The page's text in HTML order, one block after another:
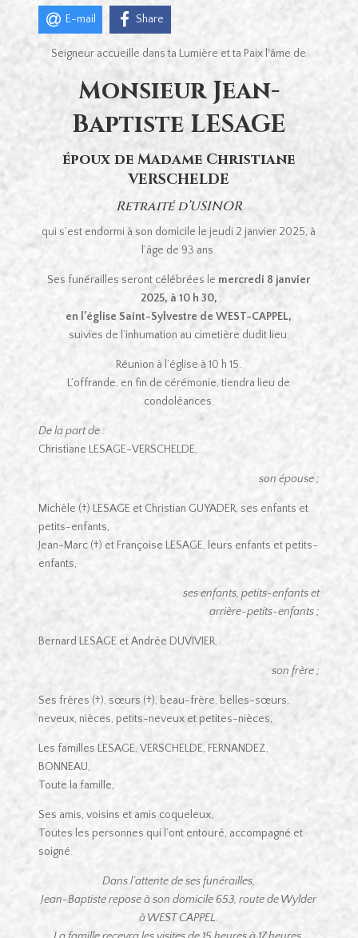
E-mail Share
Seigneur accueille dans ta Lumière et ta Paix l’âme de
Monsieur Jean-
Baptiste LESAGE
époux de Madame Christiane
VERSCHELDE
Retraité d’USINOR
qui s’est endormi à son domicile le jeudi 2 janvier 2025, à
l’âge de 93 ans.
Ses funérailles seront célébrées le mercredi 8 janvier
2025, à 10 h 30,
en l’église Saint-Sylvestre de WEST-CAPPEL,
suivies de l’inhumation au cimetière dudit lieu.
Réunion à l’église à 10 h 15.
L’offrande, en fin de cérémonie, tiendra lieu de
condoléances.
De la part de :
Christiane LESAGE-VERSCHELDE,
son épouse ;
Michèle (†) LESAGE et Christian GUYADER, ses enfants et
petits-enfants,
Jean-Marc (†) et Françoise LESAGE, leurs enfants et petits-
enfants,
ses enfants, petits-enfants et
arrière-petits-enfants ;
Bernard LESAGE et Andrée DUVIVIER,
son frère ;
Ses frères (†), sœurs (†), beau-frère, belles-sœurs,
neveux, nièces, petits-neveux et petites-nièces,
Les familles LESAGE, VERSCHELDE, FERNANDEZ,
BONNEAU,
Toute la famille,
Ses amis, voisins et amis coqueleux,
Toutes les personnes qui l’ont entouré, accompagné et
soigné.
Dans l’attente de ses funérailles,
Jean-Baptiste repose à son domicile 653, route de Wylder
à WEST CAPPEL.